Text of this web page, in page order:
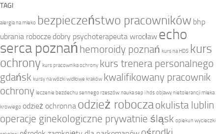
TAGI
alergia na mleko bezpieczeństwo pracowników bhp
ubrania robocze dobry psychoterapeuta wrocław echo
serca poznań hemoroidy poznań kurs na HDS kurs
ochrony kurs pracownika ochrony kurs trenera personalnego
gdańsk kursy na wózki widłowe kraków kwalifikowany pracownik
ochrony leczenie bezdechu sennego rzeszów nauka sep i hds objawy nietolerancji mleka
krowiego odzież ochronna odzież roboczaokulista lublin
operacje ginekologiczne prywatnie śląsk opiekun wycieczki